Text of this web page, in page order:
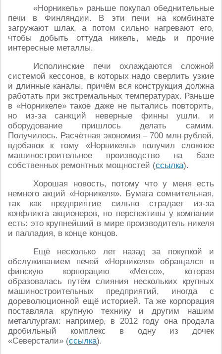
«Норникель» раньше покупал обеднительные
печи в Финляндии. В эти печи на комбинате
загружают шлак, а потом сильно нагревают его,
чтобы добыть оттуда никель, медь и прочие
интересные металлы.
Исполинские печи охлаждаются сложной
системой кессонов, в которых надо сверлить узкие
и длинные каналы, причём вся конструкция должна
работать при экстремальных температурах. Раньше
в «Норникеле» такое даже не пытались повторить,
но из-за санкций неверные финны ушли, и
оборудование пришлось делать самим.
Получилось. Расчётная экономия – 700 млн рублей,
вдобавок к тому «Норникель» получил сложное
машиностроительное производство на базе
собственных ремонтных мощностей (ссылка).
Хорошая новость, потому что у меня есть
немного акций «Норникеля». Бумага сомнительная,
так как предприятие сильно страдает из-за
конфликта акционеров, но перспективы у компании
есть: это крупнейший в мире производитель никеля
и палладия, в конце концов.
Ещё несколько лет назад за покупкой и
обслуживанием печей «Норникеля» обращался в
финскую корпорацию «Метсо», которая
образовалась путём слияния нескольких крупных
машиностроительных предприятий, иногда с
дореволюционной ещё историей. Та же корпорация
поставляла крупную технику и другим нашим
металлургам: например, в 2012 году она продала
дробильный комплекс в одну из дочек
«Северстали» (ссылка).